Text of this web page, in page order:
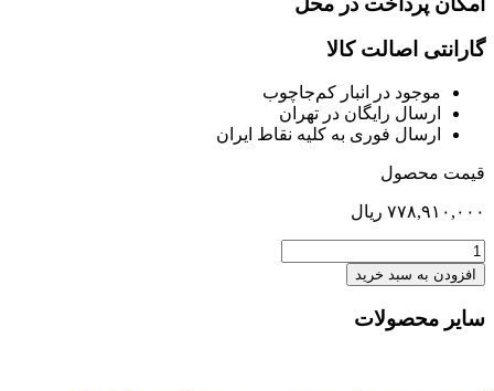
گارانتی اصالت کالا
موجود در انبار کم‌‌جاچوب
ارسال رایگان در تهران
ارسال فوری به کلیه نقاط ایران
قیمت محصول
۷۷۸,۹۱۰,۰۰۰ ریال
تخت
140
کف
متحرک
هایکا
افزودن به سبد خرید
سایر محصولات